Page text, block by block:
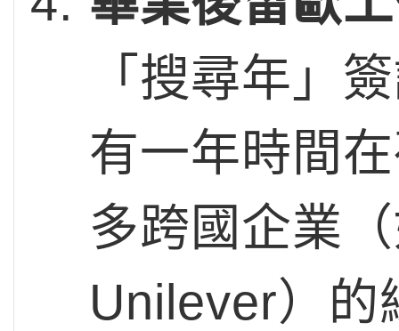
「搜尋年」
有一年時間
多跨國企業
Unilever）的